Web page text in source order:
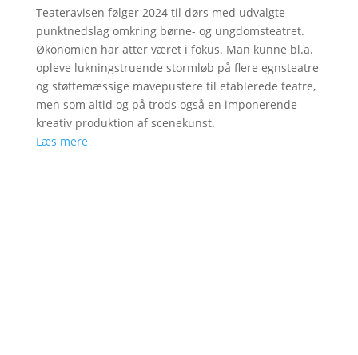
Teateravisen følger 2024 til dørs med udvalgte
punktnedslag omkring børne- og ungdomsteatret.
Økonomien har atter været i fokus. Man kunne bl.a.
opleve lukningstruende stormløb på flere egnsteatre
og støttemæssige mavepustere til etablerede teatre,
men som altid og på trods også en imponerende
kreativ produktion af scenekunst.
Læs mere